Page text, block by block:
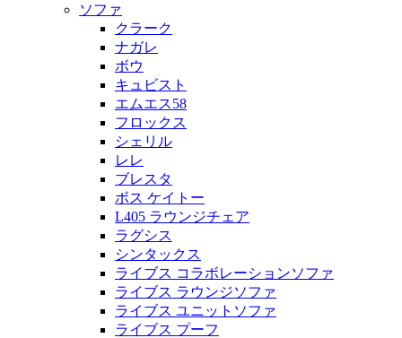
ソファ
クラーク
ナガレ
ボウ
キュビスト
エムエス58
フロックス
シェリル
レレ
ブレスタ
ボス ケイトー
L405 ラウンジチェア
ラグシス
シンタックス
ライブス コラボレーションソファ
ライブス ラウンジソファ
ライブス ユニットソファ
ライブス プーフ